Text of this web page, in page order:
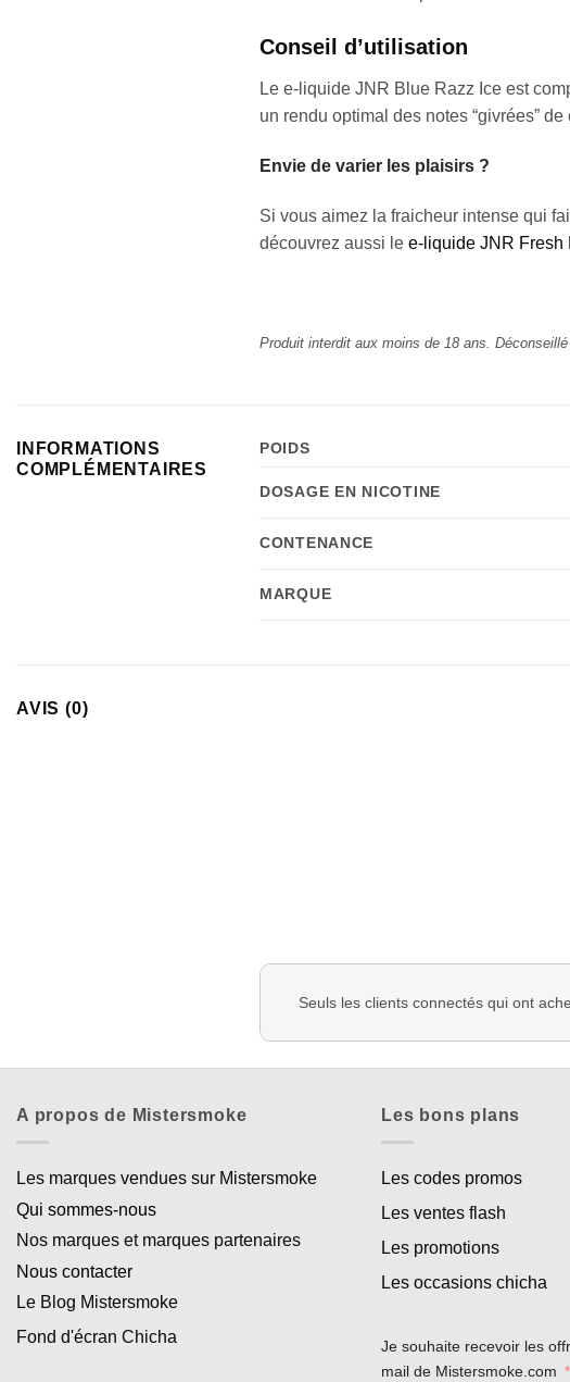
Conseil d’utilisation
Le e-liquide JNR Blue Razz Ice est
un rendu optimal des notes “givrées”
Envie de varier les plaisirs ?
Si vous aimez la fraicheur intense qui
découvrez aussi le e-liquide JNR Fresh
Produit interdit aux moins de 18 ans.
INFORMATIONS
COMPLÉMENTAIRES
POIDS
DOSAGE EN NICOTINE
CONTENANCE
MARQUE
AVIS (0)
Seuls les clients connectés qui ont
A propos de Mistersmoke
Les marques vendues sur Mistersmoke
Qui sommes-nous
Nos marques et marques partenaires
Nous contacter
Le Blog Mistersmoke
Fond d'écran Chicha
Les bons plans
Les codes promos
Les ventes flash
Les promotions
Les occasions chicha
Je souhaite recevoir les
mail de Mistersmoke.com